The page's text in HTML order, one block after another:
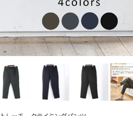
カートに入れる
カートに入れる
カートに入れる
カートに入れる
カートに入れる
カートに入れる